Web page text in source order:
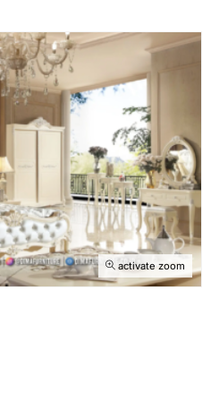
activate zoom